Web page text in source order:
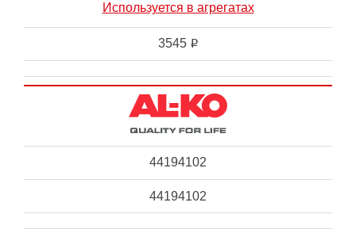
Используется в агрегатах
3545 i
44194102
44194102